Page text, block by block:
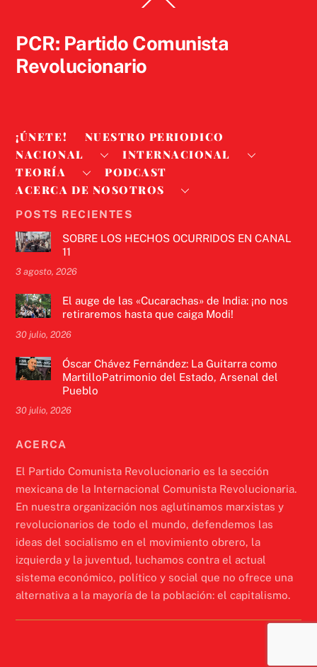
To
PCR: Partido Comunista
Revolucionario
¡ÚNETE!
NUESTRO PERIODICO
NACIONAL
INTERNACIONAL
TEORÍA
PODCAST
ACERCA DE NOSOTROS
POSTS RECIENTES
SOBRE LOS HECHOS OCURRIDOS EN CANAL
11
3 agosto, 2026
El auge de las «Cucarachas» de India: ¡no nos
retiraremos hasta que caiga Modi!
30 julio, 2026
Óscar Chávez Fernández: La Guitarra como
MartilloPatrimonio del Estado, Arsenal del
Pueblo
30 julio, 2026
ACERCA
El Partido Comunista Revolucionario es la sección
mexicana de la Internacional Comunista Revolucionaria.
En nuestra organización nos aglutinamos marxistas y
revolucionarios de todo el mundo, defendemos las
ideas del socialismo en el movimiento obrero, la
izquierda y la juventud, luchamos contra el actual
sistema económico, político y social que no ofrece una
alternativa a la mayoría de la población: el capitalismo.